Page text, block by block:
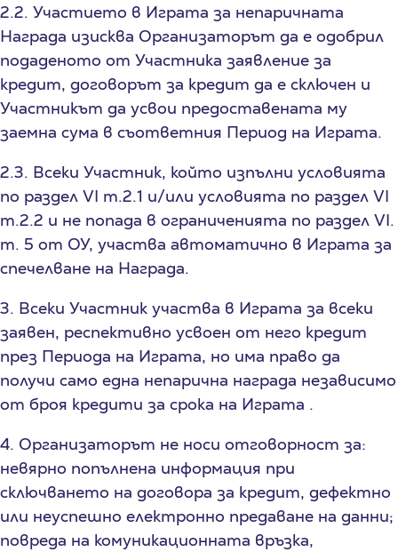
2.2. Участието в Играта за непаричната
Награда изисква Организаторът да е одобрил
подаденото от Участника заявление за
кредит, договорът за кредит да е сключен и
Участникът да усвои предоставената му
заемна сума в съответния Период на Играта.
2.3. Всеки Участник, който изпълни условията
по раздел VI т.2.1 и/или условията по раздел VI
т.2.2 и не попада в ограниченията по раздел VI.
т. 5 от ОУ, участва автоматично в Играта за
спечелване на Награда.
3. Всеки Участник участва в Играта за всеки
заявен, респективно усвоен от него кредит
през Периода на Играта, но има право да
получи само една непарична награда независимо
от броя кредити за срока на Играта .
4. Организаторът не носи отговорност за:
невярно попълнена информация при
сключването на договора за кредит, дефектно
или неуспешно електронно предаване на данни;
повреда на комуникационната връзка,